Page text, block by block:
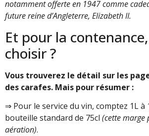
notamment offerte en 1947 comme
future reine d’Angleterre, Elizabeth II.
Et pour la
choisir ?
Vous trouverez le détail sur les
des carafes. Mais pour résumer :
⇒ Pour le service du vin, comptez 1L à
bouteille standard de 75cl (cette marge
aération).